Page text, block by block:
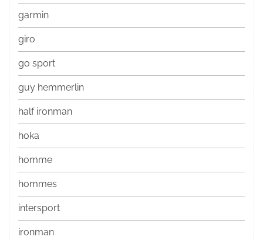
garmin
giro
go sport
guy hemmerlin
half ironman
hoka
homme
hommes
intersport
ironman